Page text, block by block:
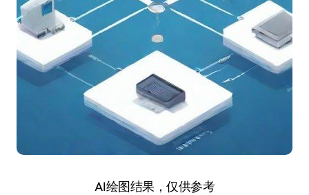
AI绘图结果，仅供参考